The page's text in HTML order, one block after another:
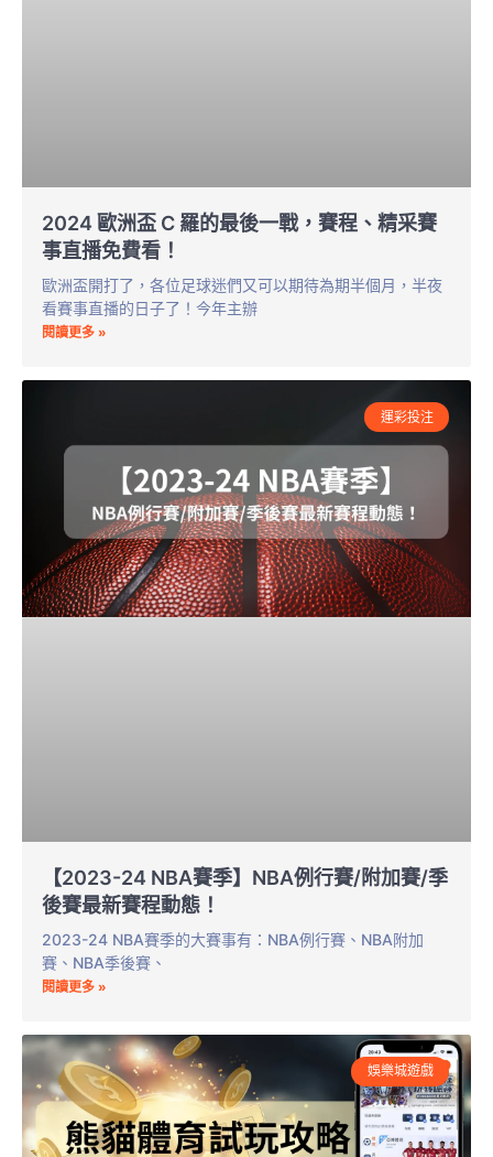
2024 歐洲盃 C 羅的最後一戰，賽程、精采賽
事直播免費看！
歐洲盃開打了，各位足球迷們又可以期待為期半個月，半夜
看賽事直播的日子了！今年主辦
閱讀更多 »
運彩投注
【2023-24 NBA賽季】NBA例行賽/附加賽/季
後賽最新賽程動態！
2023-24 NBA賽季的大賽事有：NBA例行賽、NBA附加
賽、NBA季後賽、
閱讀更多 »
娛樂城遊戲